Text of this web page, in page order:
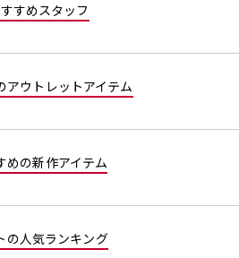
すめスタッフ
アウトレットアイテム
めの新作アイテム
の人気ランキング